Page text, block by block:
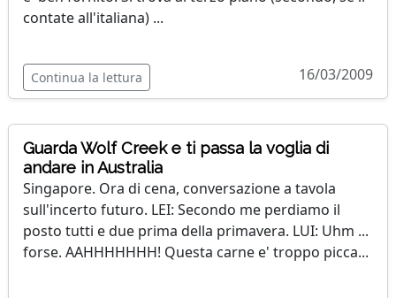
contate all'italiana) ...
Continua la lettura 16/03/2009
Guarda Wolf Creek e ti passa la voglia di
andare in Australia
Singapore. Ora di cena, conversazione a tavola
sull'incerto futuro. LEI: Secondo me perdiamo il
posto tutti e due prima della primavera. LUI: Uhm ...
forse. AAHHHHHHH! Questa carne e' troppo picca...